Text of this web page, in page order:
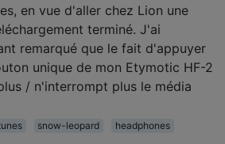
en vue d'aller chez Lion une
terminé. J'ai
remarqué que le fait d'appuyer
unique de mon Etymotic HF-2
/ n'interrompt plus le média
snow-leopard
headphones